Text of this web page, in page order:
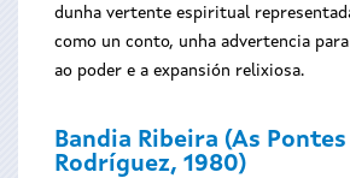
dunha vertente espiritual
como un conto, unha advertencia
ao poder e a expansión relixiosa.
Bandia Ribeira (As
Rodríguez, 1980)